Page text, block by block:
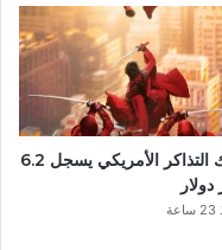
شباك التذاكر الأمريكي يسجل 6.2
دولار